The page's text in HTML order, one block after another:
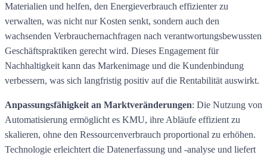
Materialien und helfen, den Energieverbrauch effizienter zu
verwalten, was nicht nur Kosten senkt, sondern auch den
wachsenden Verbrauchernachfragen nach verantwortungsbewussten
Geschäftspraktiken gerecht wird. Dieses Engagement für
Nachhaltigkeit kann das Markenimage und die Kundenbindung
verbessern, was sich langfristig positiv auf die Rentabilität auswirkt.
Anpassungsfähigkeit an Marktveränderungen: Die Nutzung von
Automatisierung ermöglicht es KMU, ihre Abläufe effizient zu
skalieren, ohne den Ressourcenverbrauch proportional zu erhöhen.
Technologie erleichtert die Datenerfassung und -analyse und liefert